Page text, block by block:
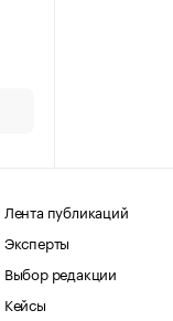
Лента публикаций
Эксперты
Выбор редакции
Кейсы